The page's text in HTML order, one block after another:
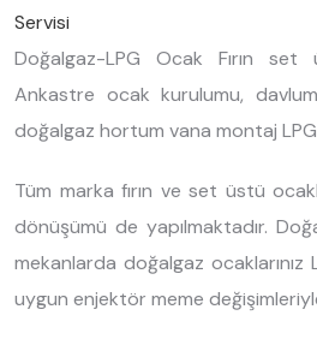
Servisi
Doğalgaz-LPG Ocak Fırın
Ankastre ocak kurulumu,
doğalgaz hortum vana montaj
Tüm marka fırın ve set üstü
dönüşümü de yapılmaktadır.
mekanlarda doğalgaz
uygun enjektör meme